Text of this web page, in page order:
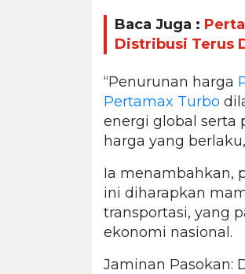
Baca Juga :
Distribusi Terus
“Penurunan harga
Pertamax Turbo
energi global serta
harga yang
Ia menambahkan,
ini diharapkan
transportasi, yang
ekonomi nasional.
Jaminan Pasokan: